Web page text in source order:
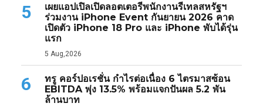
5
เผยแอปเปิลเปิดลอตเตอรีพนักงานรีเทลสหรัฐฯ
ร่วมงาน iPhone Event กันยายน 2026 คาด
เปิดตัว iPhone 18 Pro และ iPhone พับได้รุ่น
แรก
5 Aug,2026
6
ทรู คอร์ปอเรชั่น กำไรต่อเนื่อง 6 ไตรมาสซ้อน
EBITDA พุ่ง 13.5% พร้อมแจกปันผล 5.2 พัน
ล้านบาท